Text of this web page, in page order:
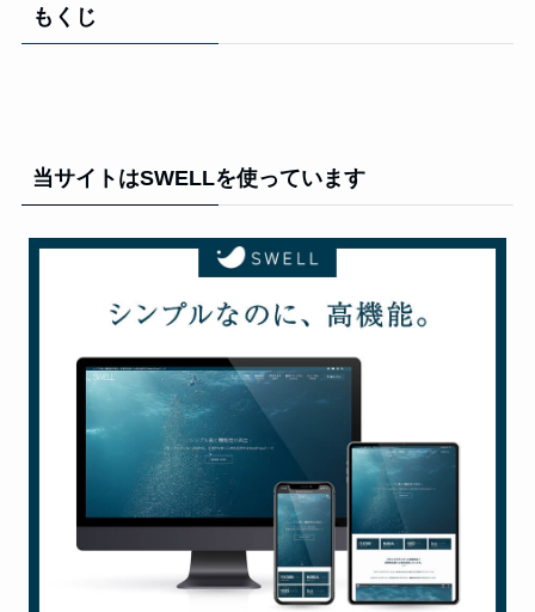
もくじ
当サイトはSWELLを使っています